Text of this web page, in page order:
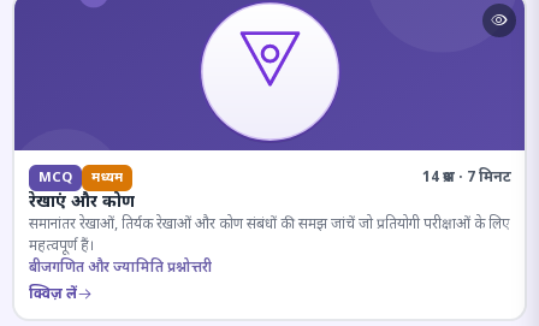
MCQ मध्यम 14 प्रश्न · 7 मिनट
रेखाएं और कोण
समानांतर रेखाओं, तिर्यक रेखाओं और कोण संबंधों की समझ जांचें जो प्रतियोगी परीक्षाओं के लिए
महत्वपूर्ण हैं।
बीजगणित और ज्यामिति प्रश्नोत्तरी
क्विज़ लें